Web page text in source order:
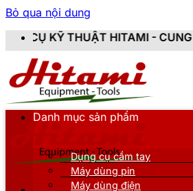
Bỏ qua nội dung
- CUNG CẤP SẢN PHẨM
Danh mục sản phẩm
Dụng cụ cầm tay
Máy dùng pin
Máy dùng điện